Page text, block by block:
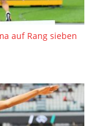
auf Rang sieben